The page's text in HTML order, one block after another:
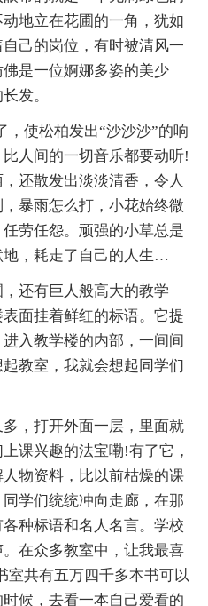
地立在花圃的一角，犹如
己的岗位，有时被清风一
是一位婀娜多姿的美少
发。
，使松柏发出“沙沙沙”的响
人间的一切音乐都要动听!
还散发出淡淡清香，令人
暴雨怎么打，小花始终微
劳任怨。顽强的小草总是
，耗走了自己的人生…
还有巨人般高大的教学
面挂着鲜红的标语。它提
入教学楼的内部，一间间
教室，我就会想起同学们
，打开外面一层，里面就
课兴趣的法宝嘞!有了它，
人物资料，比以前枯燥的课
学们统统冲向走廊，在那
种标语和名人名言。学校
在众多教室中，让我最喜
室共有五万四千多本书可以
候，去看一本自己爱看的